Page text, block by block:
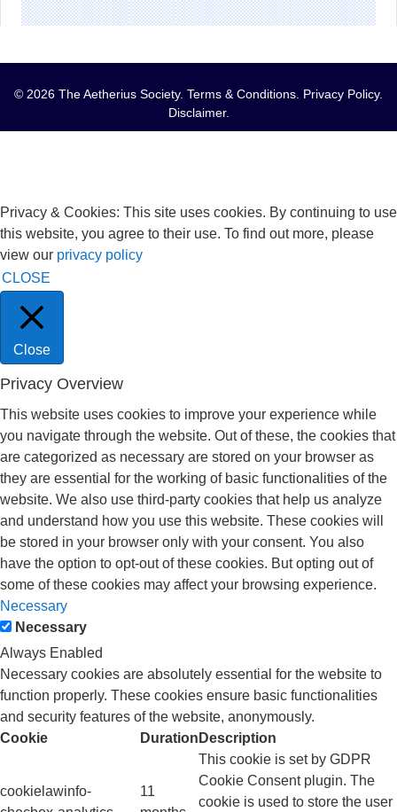
© 2026 The Aetherius Society. Terms & Conditions Privacy Policy.
Disclaimer.
Privacy & Cookies: This site uses cookies. By continuing to use
this website, you agree to their use. To find out more, please
view our privacy policy
CLOSE
Close
Privacy Overview
This website uses cookies to improve your experience while
you navigate through the website. Out of these, the cookies that
are categorized as necessary are stored on your browser as
they are essential for the working of basic functionalities of the
website. We also use third-party cookies that help us analyze
and understand how you use this website. These cookies will
be stored in your browser only with your consent. You also
have the option to opt-out of these cookies. But opting out of
some of these cookies may affect your browsing experience.
Necessary
Necessary
Always Enabled
Necessary cookies are absolutely essential for the website to
function properly. These cookies ensure basic functionalities
and security features of the website, anonymously.
Cookie
Duration Description
cookielawinfo-
11
This cookie is set by GDPR
Cookie Consent plugin. The
cookie is used to store the user